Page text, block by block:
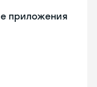
приложения